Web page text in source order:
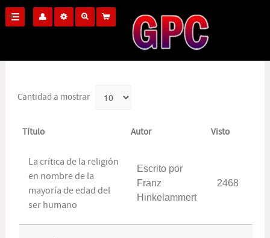
Cantidad a mostrar
Título Autor Visto
La crítica de la religión
en nombre de la
mayoría de edad del
ser humano
Escrito por
Franz
Hinkelammert
2468